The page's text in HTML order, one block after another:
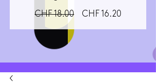
CHF 18.00 Standardpreis
CHF 16.20